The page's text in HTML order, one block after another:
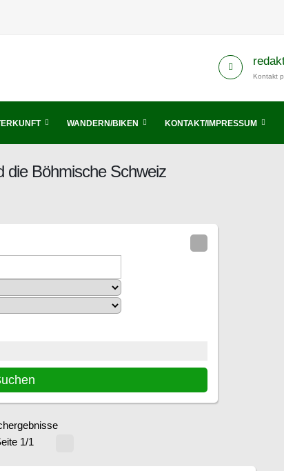
Kontakt
WANDERN/BIKEN KONTAKT/IMPRESSUM
die Böhmische Schweiz
1/1